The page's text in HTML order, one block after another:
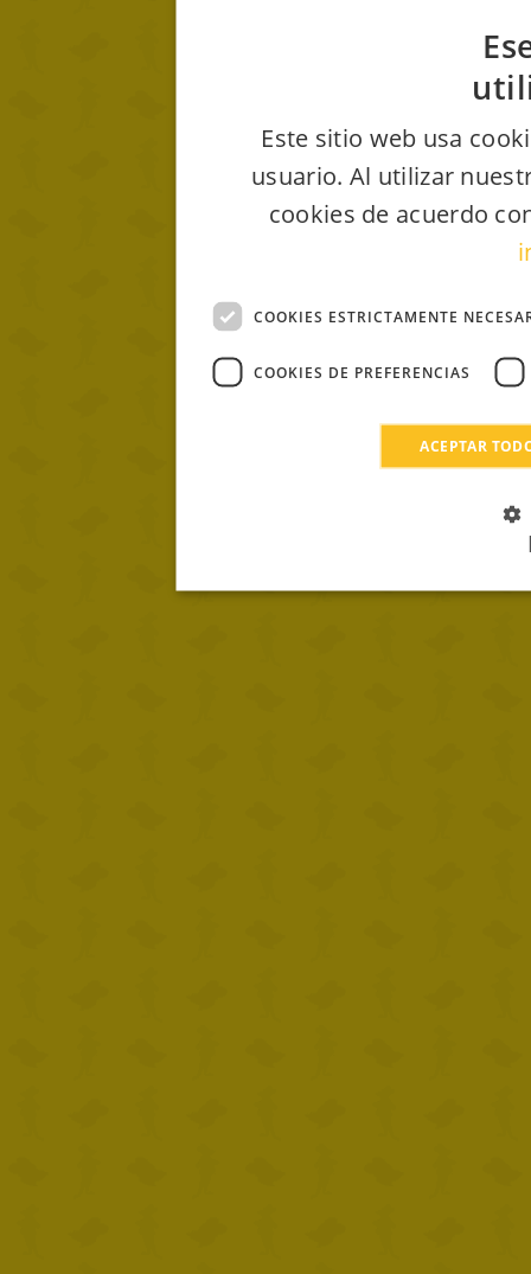
Este sitio web usa
usuario. Al utilizar
cookies de acuerdo
COOKIES ESTRICTAMENTE
COOKIES DE PREFERENCIAS
ACEPTAR